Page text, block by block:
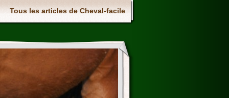
Tous les articles de Cheval-facile